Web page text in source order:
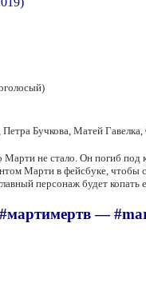
Бучкова, Матей
Марти не стало. Он погиб под
Марти в фейсбуке, чтобы
персонаж будет
—